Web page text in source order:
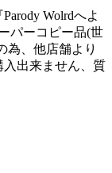
Wolrdへよ
パーコピー品(世
為、他店舗より
出来ません、質